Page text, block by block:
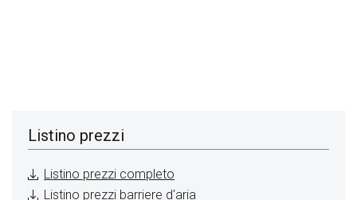
Listino prezzi
Listino prezzi completo
Listino prezzi barriere d'aria